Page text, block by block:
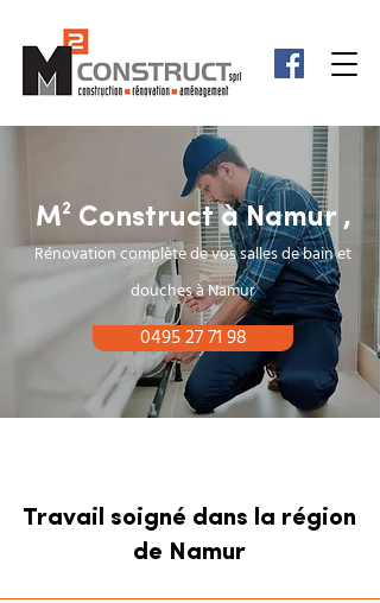
M² Construct à Namur ,
Rénovation complète de vos salles de bain et
douches à Namur
0495 27 71 98
Travail soigné dans la région
de Namur